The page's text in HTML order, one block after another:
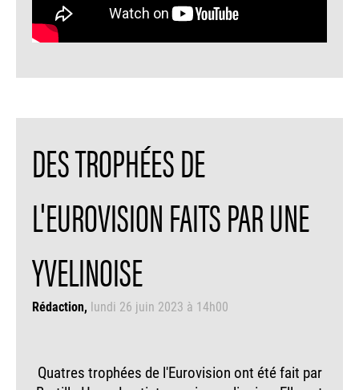
DES TROPHÉES DE
L'EUROVISION FAITS PAR UNE
YVELINOISE
Rédaction lundi 26 juin 2023 à 14h00
Quatres trophées de l'Eurovision ont été fait par